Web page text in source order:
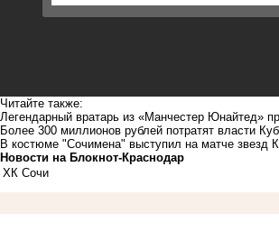
Читайте также:
Легендарный вратарь из «Манчестер Юнайтед»
Более 300 миллионов рублей потратят власти
В костюме "Сочимена" выступил на матче
Новости на Блoкнoт-Краснодар
ХК Сочи